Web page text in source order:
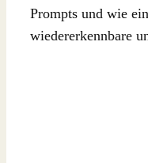
Prompts und wie
wiedererkennbare